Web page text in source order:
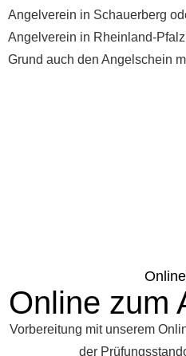
Angelverein in Schauerberg
Angelverein in Rheinland-
Grund auch den Angelschein
Online zum
Vorbereitung mit unserem
der